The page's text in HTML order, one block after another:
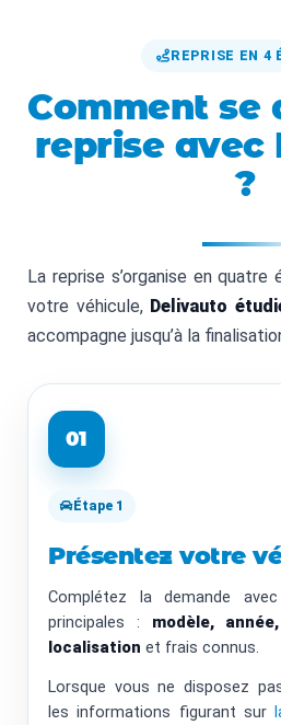
REPRISE EN 4
Comment se
reprise avec
?
La reprise s’organise en
votre véhicule, Delivauto
accompagne jusqu’à la
01
Étape 1
Présentez votre
Complétez la demande
principales : modèle,
localisation et frais connus.
Lorsque vous ne disposez
les informations figurant sur